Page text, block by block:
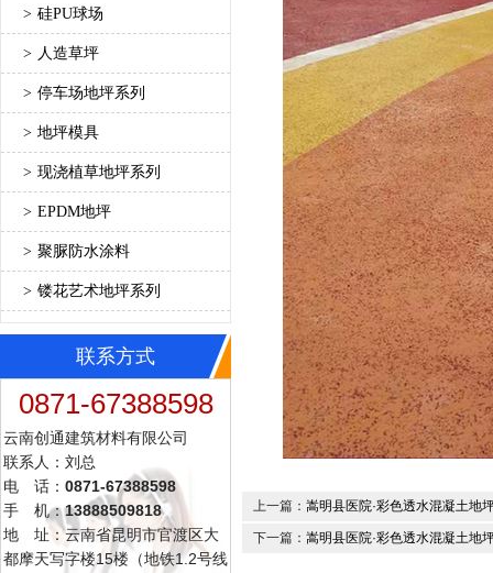
> 硅PU球场
> 人造草坪
> 停车场地坪系列
> 地坪模具
> 现浇植草地坪系列
> EPDM地坪
> 聚脲防水涂料
> 镂花艺术地坪系列
联系方式
0871-67388598
云南创通建筑材料有限公司
联系人：刘总
电 话： 0871-67388598
手 机：13888509818
地 址：云南省昆明市官渡区大
都摩天写字楼15楼（地铁1.2号线
上一篇： 嵩明县医院·彩色透水混凝土地
下一篇： 嵩明县医院·彩色透水混凝土地